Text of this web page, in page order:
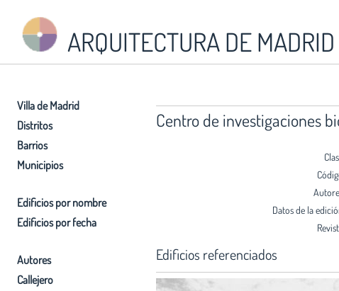
ARQUITECTURA DE MADRID
Villa de Madrid
Distritos
Barrios
Municipios
Edificios por nombre
Edificios por fecha
Autores
Callejero
Centro de investigaciones
Datos de la
Edificios referenciados